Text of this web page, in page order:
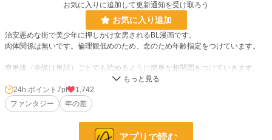
お気に入りに追加して更新通知を受け取ろう
お気に入り追加
治安悪めな街で美少年に押しかけ女房されるBL漫画です。
肉体関係は無いです。倫理観低めのため、念のため年齢指定をつけています。
章単体（余談は単話）ごとでも読めるように簡単な相関図をつけていきます。
BL漫画 220 位 / 1,406 件
24h.ポイント 7pt
1,742
ファンタジー
年の差
アプリで読む